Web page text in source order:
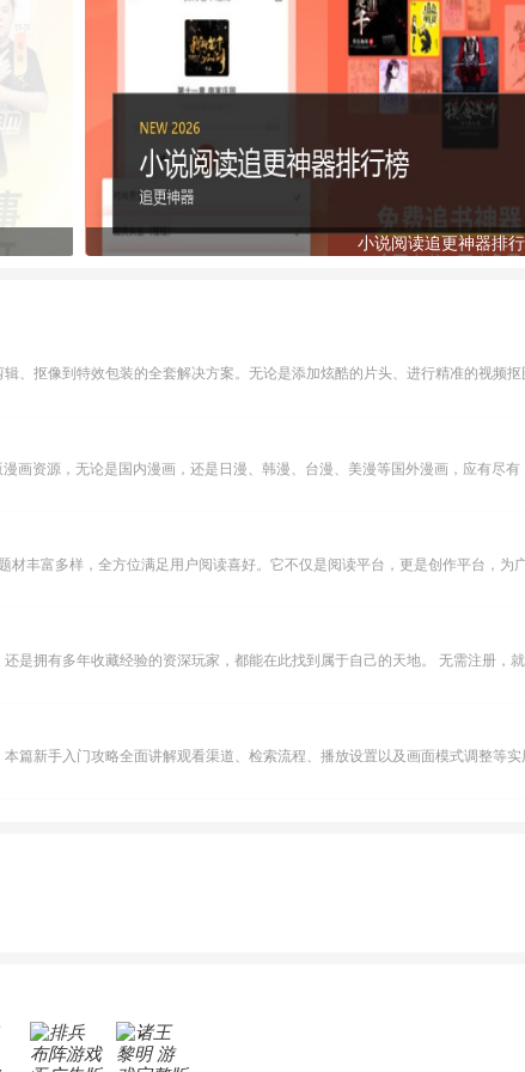
小说阅读追更神器排
、抠像到特效包装的全套解决方案。无论是添加炫酷的片头、进行精准的视频抠
丰富多样，全方位满足用户阅读喜好。它不仅是阅读平台，更是创作平台，为